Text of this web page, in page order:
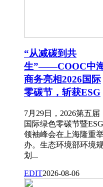
“从减碳到共
生”——COOC中
商务亮相2026国际
零碳节，斩获ESG
7月29日，2026第五届
国际绿色零碳节暨ESG
领袖峰会在上海隆重
办。生态环境部环境
划...
EDIT2026-08-06